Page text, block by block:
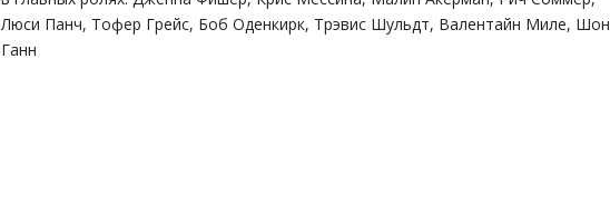
Люси Панч, Тофер Грейс, Боб Оденкирк, Трэвис Шульдт, Валентайн Миле, Шон
Ганн